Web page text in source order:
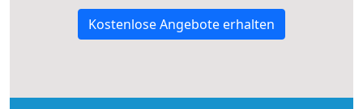
Kostenlose Angebote erhalten